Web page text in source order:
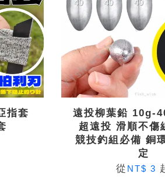
指套
遠投柳葉鉛 10g-
超遠投 滑順不傷
競技釣組必備 銅
定
從 NT$ 3